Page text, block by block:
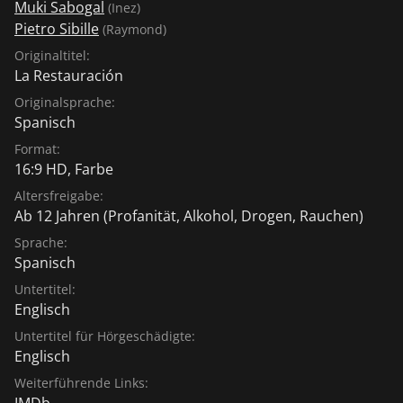
Muki Sabogal (Inez)
Pietro Sibille (Raymond)
Originaltitel:
La Restauración
Originalsprache:
Spanisch
Format:
16:9 HD, Farbe
Altersfreigabe:
Ab 12 Jahren (Profanität, Alkohol, Drogen, Rauchen)
Sprache:
Spanisch
Untertitel:
Englisch
Untertitel für Hörgeschädigte:
Englisch
Weiterführende Links: